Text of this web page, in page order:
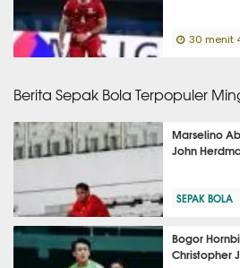
30 menit
Berita Sepak Bola Terpopuler
Marselino
John
SEPAK BOLA
Bogor
Christopher